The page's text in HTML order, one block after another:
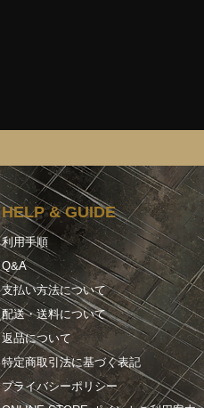
HELP & GUIDE
利用手順
Q&A
支払い方法について
配送・送料について
返品について
特定商取引法に基づく表記
プライバシーポリシー